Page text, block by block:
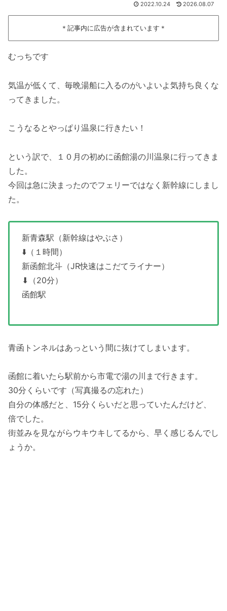
2022.10.24 2026.08.07
＊記事内に広告が含まれています＊
むっちです
気温が低くて、毎晩湯船に入るのがいよいよ気持ち良くな
ってきました。
こうなるとやっぱり温泉に行きたい！
という訳で、１０月の初めに函館湯の川温泉に行ってきま
した。
今回は急に決まったのでフェリーではなく新幹線にしまし
た。
新青森駅（新幹線はやぶさ）
⬇️（１時間）
新函館北斗（JR快速はこだてライナー）
⬇︎（20分）
函館駅
青函トンネルはあっという間に抜けてしまいます。
函館に着いたら駅前から市電で湯の川まで行きます。
30分くらいです（写真撮るの忘れた）
自分の体感だと、15分くらいだと思っていたんだけど、
倍でした。
街並みを見ながらウキウキしてるから、早く感じるんでし
ょうか。